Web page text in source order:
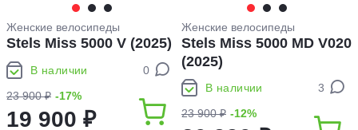
Женские велосипеды
Stels Miss 5000 V (2025)
В наличии
0
23 900 ₽ -17%
19 900 ₽
Женские велосипеды
Stels Miss 5000 MD V020
(2025)
В наличии
3
23 900 ₽ -12%